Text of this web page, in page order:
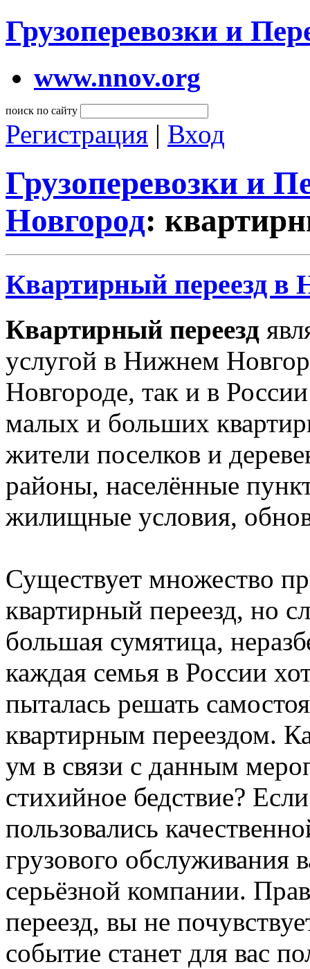
Грузоперевозки и
www.nnov.org
поиск по сайту
Регистрация | Вход
Грузоперевозки и
Новгород:
Квартирный переезд в
Квартирный переезд
услугой в Нижнем
Новгороде, так и в
малых и больших
жители поселков и
районы, населённые
жилищные условия,
Существует множество
квартирный переезд, но
большая сумятица,
каждая семья в России
пыталась решать
квартирным переездом.
ум в связи с данным
стихийное бедствие?
пользовались
грузового обслуживания
серьёзной компании.
переезд, вы не
событие станет для вас